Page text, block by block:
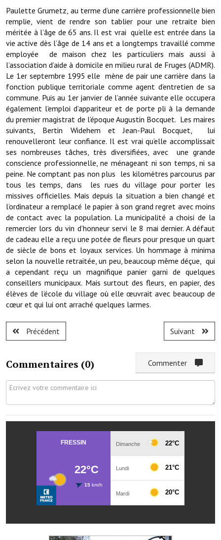
Terrains et maisons à vendre
VOTRE MAIRIE
Elus et agents
L'équipe municipale
Le personnel municipal
Les moyens financiers
Note de synthèse financière
Rapport d'orientation budgétaire
Actions et projets
Projets et travaux en cours
Procès verbaux des conseils municipaux
Communication
Le bulletin municipal : Fressinfo & Le Fressinois
Toutes les publications
Le village dans l'intercommunalité
Autres groupements
Les réseaux partenaires
L'association des maires
VILLE PRATIQUE
Services publics intercommunaux
Affaires scolaires, CCAS
Eaux, assainissement
France services
Paulette Grumetz, au terme d’une carrière professionnelle bien
remplie, vient de rendre son tablier pour une retraite bien
méritée à l’âge de 65 ans. Il est vrai qu’elle est entrée dans la
vie active dès l’âge de 14 ans et a longtemps travaillé comme
employée de maison chez les particuliers mais aussi à
l’association d’aide à domicile en milieu rural de Fruges (ADMR).
Le 1er septembre 1995 elle mène de pair une carrière dans la
fonction publique territoriale comme agent d’entretien de sa
commune. Puis au 1er janvier de l’année suivante elle occupera
également l’emploi d’appariteur et de porte pli à la demande
du premier magistrat de l’époque Augustin Bocquet. Les maires
suivants, Bertin Widehem et Jean-Paul Bocquet, lui
renouvelleront leur confiance. Il est vrai qu’elle accomplissait
ses nombreuses tâches, très diversifiées, avec une grande
conscience professionnelle, ne ménageant ni son temps, ni sa
peine. Ne comptant pas non plus les kilomètres parcourus par
tous les temps, dans les rues du village pour porter les
missives officielles. Mais depuis la situation a bien changé et
l’ordinateur a remplacé le papier à son grand regret avec moins
de contact avec la population. La municipalité a choisi de la
remercier lors du vin d’honneur servi le 8 mai dernier. A défaut
de cadeau elle a reçu une potée de fleurs pour presque un quart
de siècle de bons et loyaux services. Un hommage à minima
selon la nouvelle retraitée, un peu, beaucoup même déçue, qui
a cependant reçu un magnifique panier garni de quelques
conseillers municipaux. Mais surtout des fleurs, en papier, des
élèves de l’école du village où elle œuvrait avec beaucoup de
cœur et qui lui ont arraché quelques larmes.
Précédent Suivant
Commentaires (0)